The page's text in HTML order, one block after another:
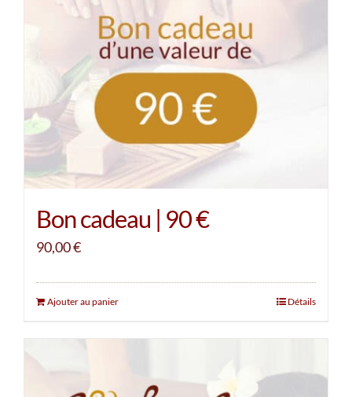
Bon cadeau | 90 €
90,00€
Ajouter au panier Détails